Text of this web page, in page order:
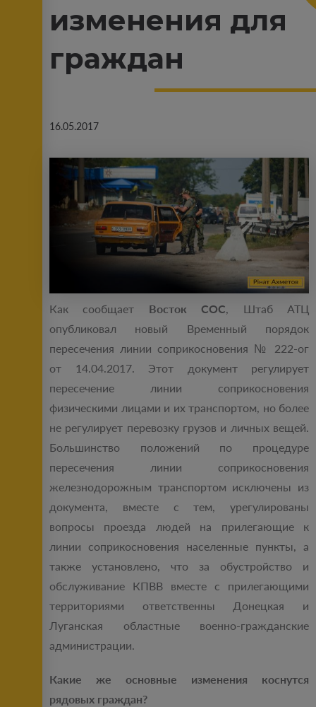
изменения для
граждан
16.05.2017
Как сообщает Восток СОС, Штаб АТЦ
опубликовал новый Временный порядок
пересечения линии соприкосновения № 222-ог
от 14.04.2017. Этот документ регулирует
пересечение линии соприкосновения
физическими лицами и их транспортом, но более
не регулирует перевозку грузов и личных вещей.
Большинство положений по процедуре
пересечения линии соприкосновения
железнодорожным транспортом исключены из
документа, вместе с тем, урегулированы
вопросы проезда людей на прилегающие к
линии соприкосновения населенные пункты, а
также установлено, что за обустройство и
обслуживание КПВВ вместе с прилегающими
территориями ответственны Донецкая и
Луганская областные военно-гражданские
администрации.
Какие же основные изменения коснутся
рядовых граждан?